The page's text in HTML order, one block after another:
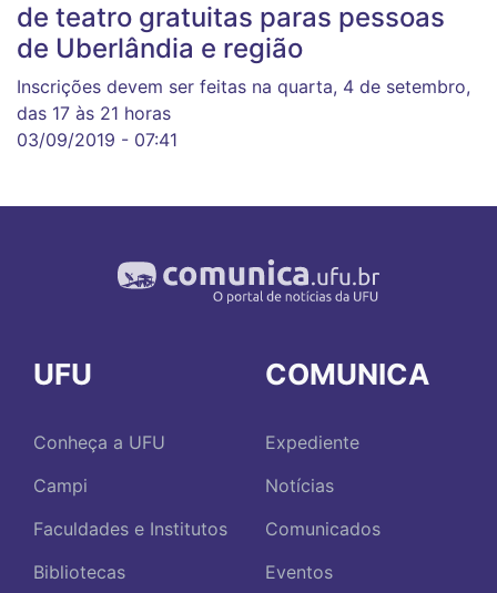
de teatro gratuitas paras pessoas
de Uberlândia e região
Inscrições devem ser feitas na quarta, 4 de setembro,
das 17 às 21 horas
03/09/2019 - 07:41
UFU
Conheça a UFU
Campi
Faculdades e Institutos
Bibliotecas
COMUNICA
Expediente
Notícias
Comunicados
Eventos